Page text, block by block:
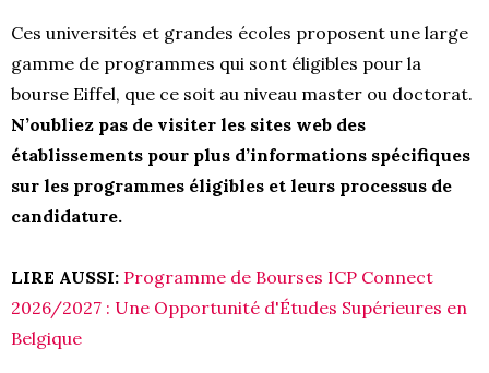
Ces universités et grandes écoles proposent une large
gamme de programmes qui sont éligibles pour la
bourse Eiffel, que ce soit au niveau master ou doctorat.
N’oubliez pas de visiter les sites web des
établissements pour plus d’informations spécifiques
sur les programmes éligibles et leurs processus de
candidature.
LIRE AUSSI: Programme de Bourses ICP Connect
2026/2027 : Une Opportunité d'Études Supérieures en
Belgique